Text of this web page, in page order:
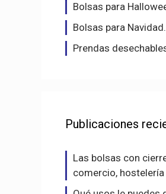
Bolsas para
Bolsas para Navidad.
Prendas
Publicaciones
Las bolsas con
comercio,